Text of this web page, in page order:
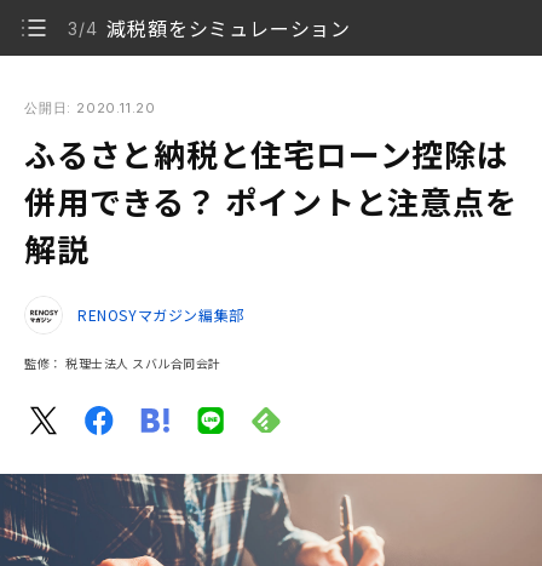
3/4 減税額をシミュレーション
点を解説
1/4 ふるさと納税と住宅ローン控除は併用できる
2/4 併用時の注意点
4/4 ふるさと納税の上限への影響も
公開日: 2020.11.20
ふるさと納税と住宅ローン控除は
併用できる？ ポイントと注意点を
解説
RENOSYマガジン編集部
監修： 税理士法人 スバル合同会計